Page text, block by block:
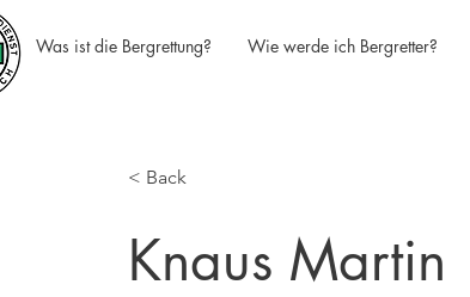
Was ist die Bergrettung? Wie werde ich Bergretter?
< Back
Knaus Martin